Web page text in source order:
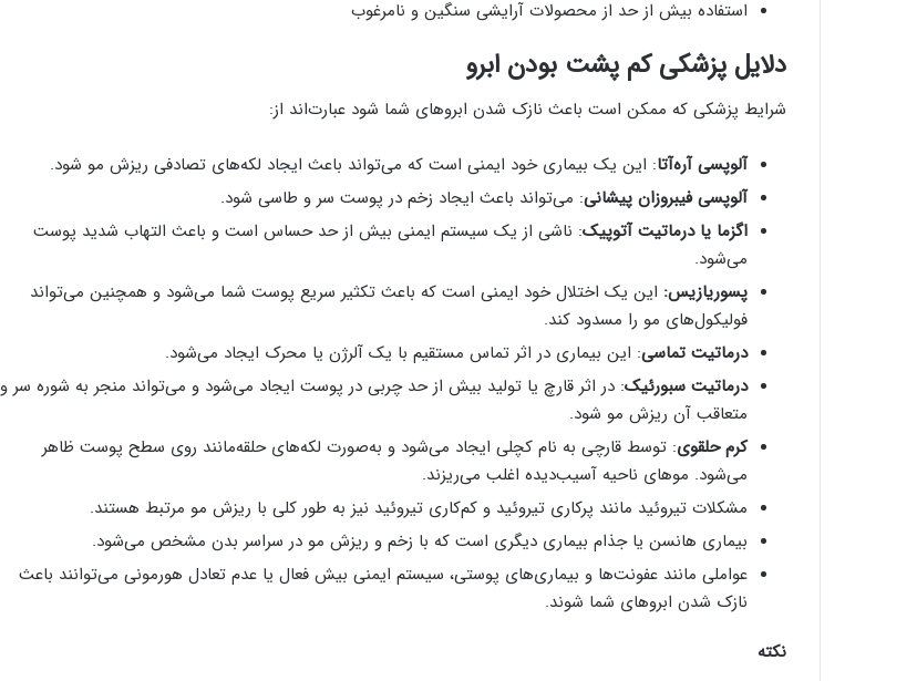
استفاده بیش از حد از محصولات آرایشی سنگین و نامرغوب
دلایل پزشکی کم پشت بودن ابرو
شرایط پزشکی که ممکن است باعث نازک شدن ابروهای شما شود عبارت‌اند از:
آلوپسی آره‌آتا: این یک بیماری خود ایمنی است که می‌تواند باعث ایجاد لکه‌های تصادفی ریزش مو شود.
آلوپسی فیبروزان پیشانی: می‌تواند باعث ایجاد زخم در پوست سر و طاسی شود.
اگزما یا درماتیت آتوپیک: ناشی از یک سیستم ایمنی بیش از حد حساس است و باعث التهاب شدید پوست
می‌شود.
پسوریازیس: این یک اختلال خود ایمنی است که باعث تکثیر سریع پوست شما می‌شود و همچنین می‌تواند
فولیکول‌های مو را مسدود کند.
درماتیت تماسی: این بیماری در اثر تماس مستقیم با یک آلرژن یا محرک ایجاد می‌شود.
درماتیت سبورئیک: در اثر قارچ یا تولید بیش از حد چربی در پوست ایجاد می‌شود و می‌تواند منجر به شوره سر و
متعاقب آن ریزش مو شود.
کرم حلقوی: توسط قارچی به نام کچلی ایجاد می‌شود و به‌صورت لکه‌های حلقه‌مانند روی سطح پوست ظاهر
می‌شود. موهای ناحیه آسیب‌دیده اغلب می‌ریزند.
مشکلات تیروئید مانند پرکاری تیروئید و کم‌کاری تیروئید نیز به طور کلی با ریزش مو مرتبط هستند.
بیماری هانسن یا جذام بیماری دیگری است که با زخم و ریزش مو در سراسر بدن مشخص می‌شود.
عواملی مانند عفونت‌ها و بیماری‌های پوستی، سیستم ایمنی بیش فعال یا عدم تعادل هورمونی می‌توانند باعث
نازک شدن ابروهای شما شوند.
نکته